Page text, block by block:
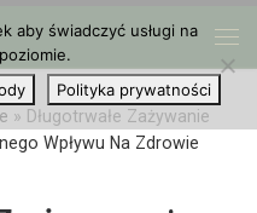
» Długotrwałe Zażywanie
Wpływu Na Zdrowie
aby świadczyć usługi na
Polityka prywatności